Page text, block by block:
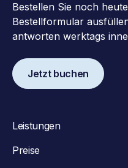
Bestellen Sie noch
Bestellformular
antworten werktags
Jetzt buchen
Leistungen
Preise